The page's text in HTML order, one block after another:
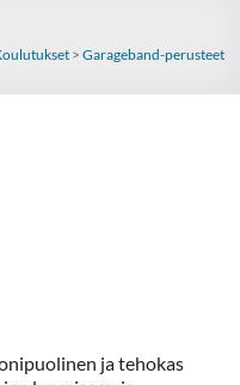
> Garageband-perusteet
ja tehokas